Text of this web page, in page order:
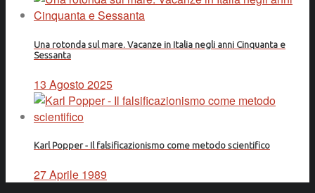
Una rotonda sul mare. Vacanze in Italia negli anni Cinquanta e
Sessanta
13 Agosto 2025
Karl Popper - Il falsificazionismo come metodo scientifico
27 Aprile 1989